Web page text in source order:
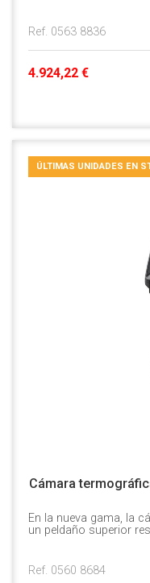
Ref. 0563 8836
4.924,22 €
ÚLTIMAS UNIDADES EN
Cámara
En la nueva gama, la
un peldaño superior
Ref. 0560 8684